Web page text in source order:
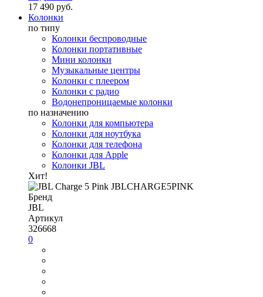
17 490 руб.
Колонки
по типу
Колонки беспроводные
Колонки портативные
Мини колонки
Музыкальные центры
Колонки с плеером
Колонки с радио
Водонепроницаемые колонки
по назначению
Колонки для компьютера
Колонки для ноутбука
Колонки для телефона
Колонки для Apple
Колонки JBL
Хит!
Бренд
JBL
Артикул
326668
0